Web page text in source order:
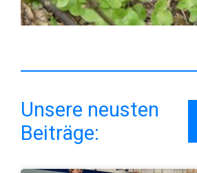
Unsere neusten
Beiträge: